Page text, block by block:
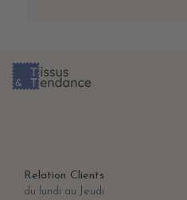
Relation Clients
du lundi au Jeudi